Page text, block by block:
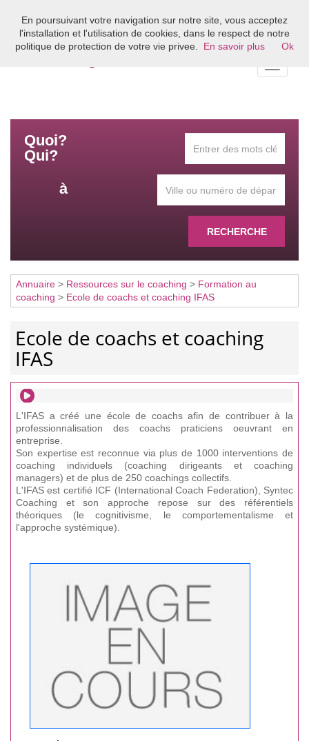
Bienvenue sur l'annuaire du coaching en France
Quoi?
Qui?
à
RECHERCHE
Annuaire > Ressources sur le coaching > Formation au
coaching > Ecole de coachs et coaching IFAS
Ecole de coachs et coaching
IFAS
L'IFAS a créé une école de coachs afin de contribuer à la
professionnalisation des coachs praticiens oeuvrant en
entreprise.
Son expertise est reconnue via plus de 1000 interventions de
coaching individuels (coaching dirigeants et coaching
managers) et de plus de 250 coachings collectifs.
L'IFAS est certifié ICF (International Coach Federation), Syntec
Coaching et son approche repose sur des référentiels
théoriques (le cognitivisme, le comportementalisme et
l'approche systémique).
En poursuivant votre navigation sur notre site, vous acceptez
l'installation et l'utilisation de cookies, dans le respect de notre
politique de protection de votre vie privee.
En savoir plus Ok